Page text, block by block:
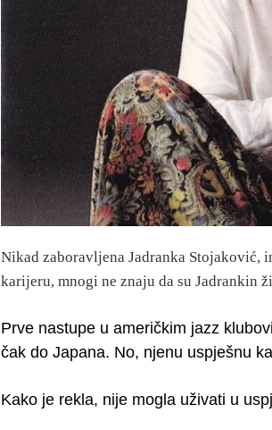
Nikad zaboravljena Jadranka Stojaković,
karijeru, mnogi ne znaju da su Jadrankin
Prve nastupe u američkim jazz
čak do Japana. No, njenu uspješnu
Kako je rekla, nije mogla uživati u